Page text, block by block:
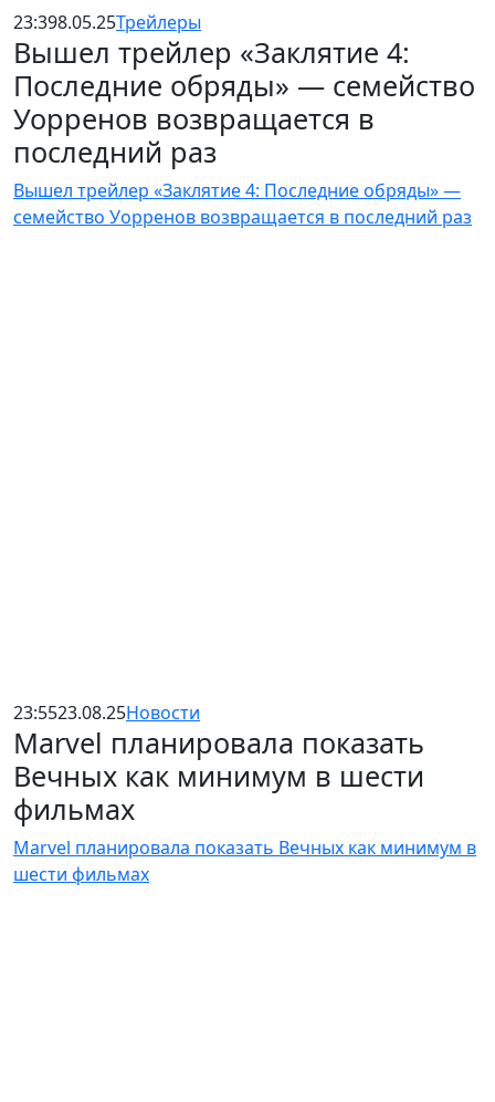
23:398.05.25Трейлеры
Вышел трейлер «Заклятие 4:
Последние обряды» — семейство
Уорренов возвращается в
последний раз
Вышел трейлер «Заклятие 4: Последние обряды» —
семейство Уорренов возвращается в последний раз
23:5523.08.25Новости
Marvel планировала показать
Вечных как минимум в шести
фильмах
Marvel планировала показать Вечных как минимум в
шести фильмах